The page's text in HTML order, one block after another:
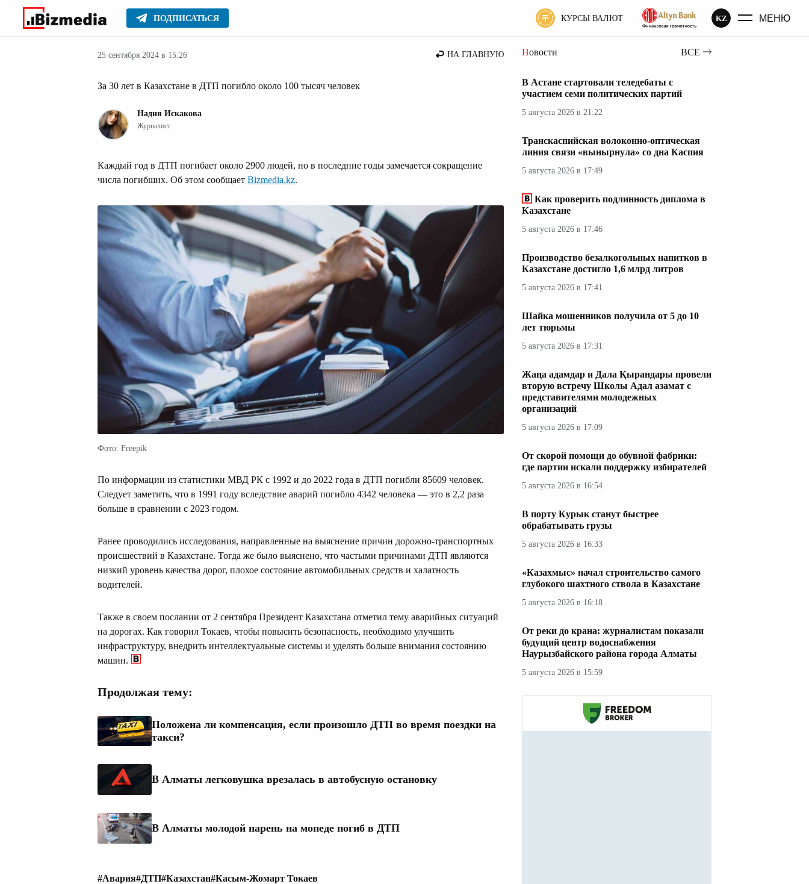
ПОДПИСАТЬСЯ КУРСЫ ВАЛЮТ KZ МЕНЮ
Главное Стиль жизни
25 сентября 2024 в 15:26 НА ГЛАВНУЮ
За 30 лет в Казахстане в ДТП погибло около 100 тысяч человек
Надия Искакова
Журналист
Каждый год в ДТП погибает около 2900 людей, но в последние годы замечается сокращение
числа погибших. Об этом сообщает Bizmedia.kz.
Фото: Freepik
По информации из статистики МВД РК с 1992 и до 2022 года в ДТП погибли 85609 человек.
Следует заметить, что в 1991 году вследствие аварий погибло 4342 человека — это в 2,2 раза
больше в сравнении с 2023 годом.
Ранее проводились исследования, направленные на выяснение причин дорожно-транспортных
происшествий в Казахстане. Тогда же было выяснено, что частыми причинами ДТП являются
низкий уровень качества дорог, плохое состояние автомобильных средств и халатность
водителей.
Также в своем послании от 2 сентября Президент Казахстана отметил тему аварийных ситуаций
на дорогах. Как говорил Токаев, чтобы повысить безопасность, необходимо улучшить
инфраструктуру, внедрить интеллектуальные системы и уделять больше внимания состоянию
машин.
Продолжая тему:
Положена ли компенсация, если произошло ДТП во время поездки на
такси?
В Алматы легковушка врезалась в автобусную остановку
В Алматы молодой парень на мопеде погиб в ДТП
#Авария#ДТП#Казахстан#Касым-Жомарт Токаев
Новости ВСЕ
В Астане стартовали теледебаты с
участием семи политических партий
5 августа 2026 в 21:22
Транскаспийская волоконно-оптическая
линия связи «вынырнула» со дна Каспия
5 августа 2026 в 17:49
Как проверить подлинность диплома в
Казахстане
5 августа 2026 в 17:46
Производство безалкогольных напитков в
Казахстане достигло 1,6 млрд литров
5 августа 2026 в 17:41
Шайка мошенников получила от 5 до 10
лет тюрьмы
5 августа 2026 в 17:31
Жаңа адамдар и Дала Қырандары провели
вторую встречу Школы Адал азамат с
представителями молодежных
организаций
5 августа 2026 в 17:09
От скорой помощи до обувной фабрики:
где партии искали поддержку избирателей
5 августа 2026 в 16:54
В порту Курык станут быстрее
обрабатывать грузы
5 августа 2026 в 16:33
«Казахмыс» начал строительство самого
глубокого шахтного ствола в Казахстане
5 августа 2026 в 16:18
От реки до крана: журналистам показали
будущий центр водоснабжения
Наурызбайского района города Алматы
5 августа 2026 в 15:59